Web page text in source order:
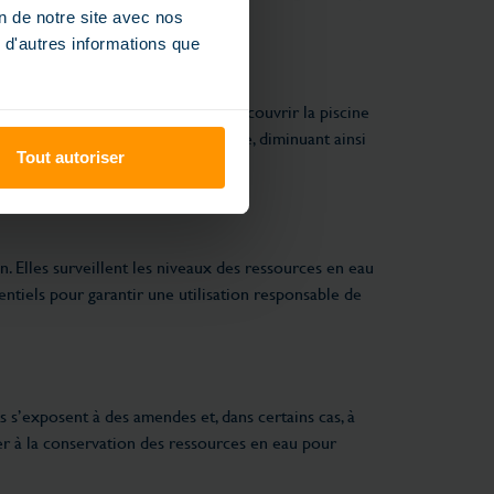
de notre site avec nos
informations que
Tout autoriser
L’utilisation de bâches pour couvrir la piscine
d’utiliser cette eau non potable, diminuant ainsi
Elles surveillent les niveaux des ressources en eau
pour garantir une utilisation responsable de
à des amendes et, dans certains cas, à
la conservation des ressources en eau pour